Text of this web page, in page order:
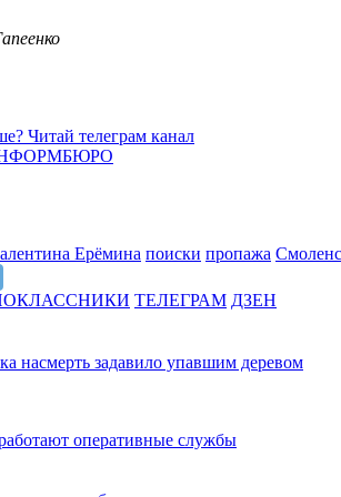
Читай телеграм канал
Ерёмина поиски пропажа
ТЕЛЕГРАМ ДЗЕН
насмерть задавило упавшим деревом
оперативные службы